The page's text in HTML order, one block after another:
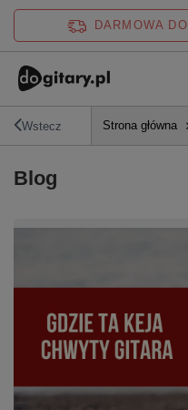
DARMOWA
Wstecz Strona główna
Blog